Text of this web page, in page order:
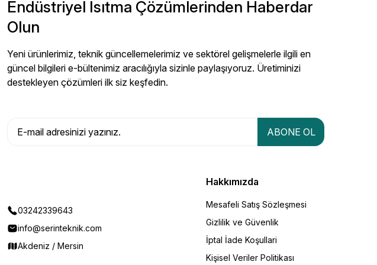
Endüstriyel Isıtma Çözümlerinden Haberdar
Olun
Yeni ürünlerimiz, teknik güncellemelerimiz ve sektörel gelişmelerle ilgili en
güncel bilgileri e-bültenimiz aracılığıyla sizinle paylaşıyoruz. Üretiminizi
destekleyen çözümleri ilk siz keşfedin.
ABONE OL
03242339643
info@serinteknik.com
Akdeniz / Mersin
Hakkımızda
Mesafeli Satış Sözleşmesi
Gizlilik ve Güvenlik
İptal İade Koşullari
Kişisel Veriler Politikası